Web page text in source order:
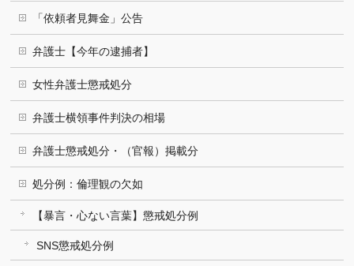
「依頼者見舞金」公告
弁護士【今年の逮捕者】
女性弁護士懲戒処分
弁護士横領事件判決の相場
弁護士懲戒処分・（官報）掲載分
処分例：倫理観の欠如
【暴言・心ない言葉】懲戒処分例
SNS懲戒処分例